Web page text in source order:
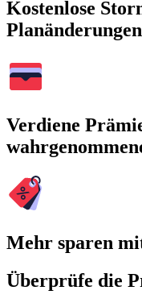
Kostenlose
Planänderungen
Verdiene
Mehr sparen
Überprüfe die